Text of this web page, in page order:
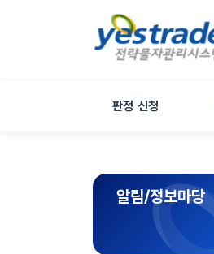
판정 신청
알림/정보마당